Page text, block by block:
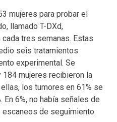
mujeres para probar el
llamado T-DXd,
tres semanas. Estas
seis tratamientos
experimental. Se
mujeres recibieron la
los tumores en 61% se
6%, no había señales de
de seguimiento.